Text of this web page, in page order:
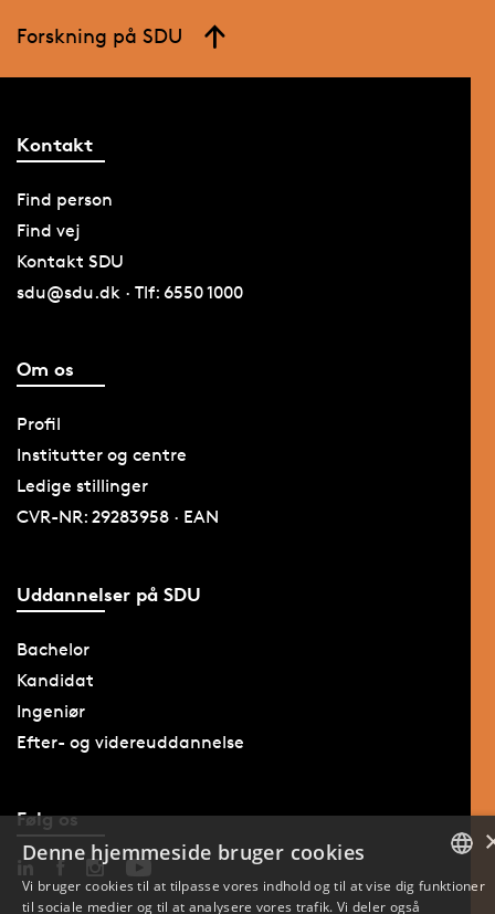
Forskning på SDU
Kontakt
Find person
Find vej
Kontakt SDU
sdu@sdu.dk · Tlf: 6550 1000
Om os
Profil
Institutter og centre
Ledige stillinger
CVR-NR: 29283958 · EAN
Uddannelser på SDU
Bachelor
Kandidat
Ingeniør
Efter- og videreuddannelse
Følg os
Denne hjemmeside bruger cookies
Vi bruger cookies til at tilpasse vores indhold og til at vise dig funktioner
til sociale medier og til at analysere vores trafik. Vi deler også